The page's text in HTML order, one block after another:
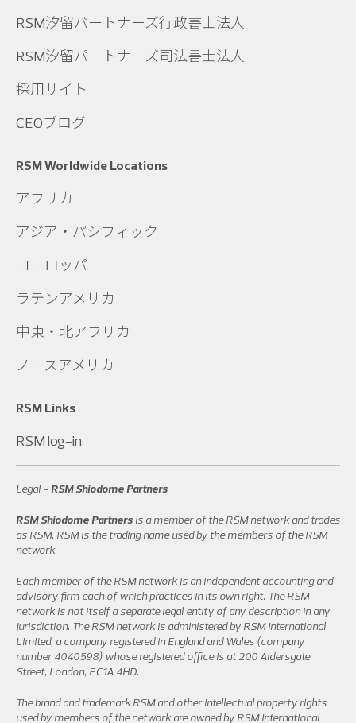
RSM汐留パートナーズ行政書士法人
RSM汐留パートナーズ司法書士法人
採用サイト
CEOブログ
RSM Worldwide Locations
アフリカ
アジア・パシフィック
ヨーロッパ
ラテンアメリカ
中東・北アフリカ
ノースアメリカ
RSM Links
RSM log-in
Legal -RSM Shiodome Partners
RSM Shiodome Partners is a member of the RSM network and trades
as RSM. RSM is the trading name used by the members of the RSM
network.
Each member of the RSM network is an independent accounting and
advisory firm each of which practices in its own right. The RSM
network is not itself a separate legal entity of any description in any
jurisdiction. The RSM network is administered by RSM International
Limited, a company registered in England and Wales (company
number 4040598) whose registered office is at 200 Aldersgate
Street, London, EC1A 4HD.
The brand and trademark RSM and other intellectual property rights
used by members of the network are owned by RSM International